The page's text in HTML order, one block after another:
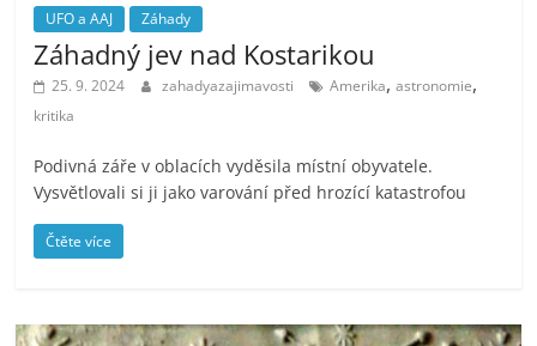
UFO a AAJ Záhady
Záhadný jev nad Kostarikou
25. 9. 2024 zahadyazajimavosti Amerika,astronomie,
kritika
Podivná záře v oblacích vyděsila místní obyvatele.
Vysvětlovali si ji jako varování před hrozící katastrofou
Čtěte více